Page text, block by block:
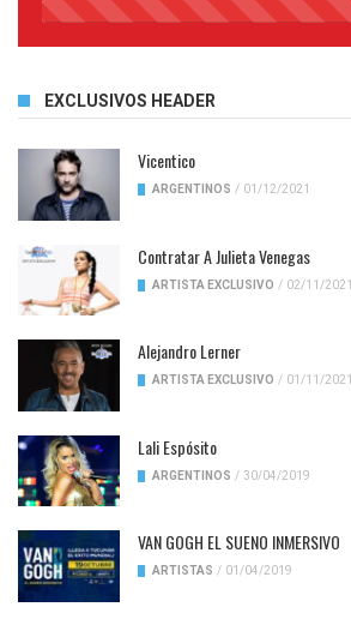
45%
EXCLUSIVOS HEADER
Vicentico
ARGENTINOS / 01/12/2021
Contratar A Julieta Venegas
ARTISTA EXCLUSIVO / 02/11/2021
Alejandro Lerner
ARTISTA EXCLUSIVO / 01/11/2021
Lali Espósito
ARGENTINOS / 30/04/2019
VAN GOGH EL SUENO INMERSIVO
ARTISTAS / 01/04/2019